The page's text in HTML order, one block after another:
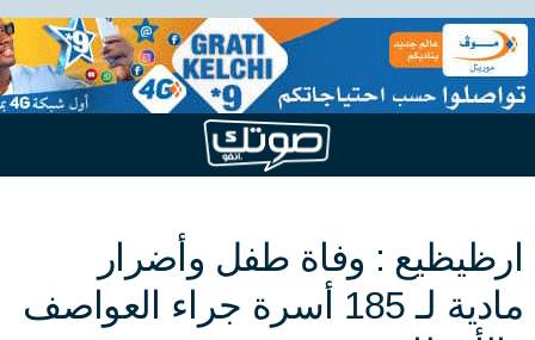
ارظيظيع : وفاة طفل وأضرار
مادية لـ 185 أسرة جراء العواصف